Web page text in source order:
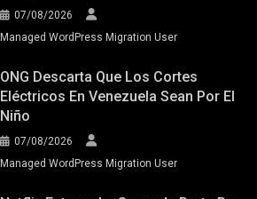
07/08/2026
Managed WordPress Migration User
ONG Descarta Que Los Cortes
Eléctricos En Venezuela Sean Por El
Niño
07/08/2026
Managed WordPress Migration User